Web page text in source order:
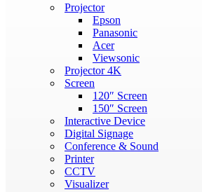
Projector
Epson
Panasonic
Acer
Viewsonic
Projector 4K
Screen
120″ Screen
150″ Screen
Interactive Device
Digital Signage
Conference & Sound
Printer
CCTV
Visualizer